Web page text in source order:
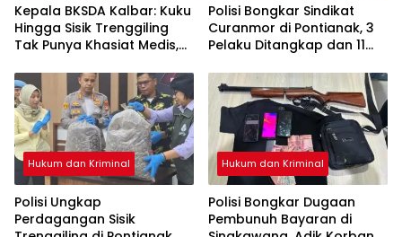
Kepala BKSDA Kalbar: Kuku
Hingga Sisik Trenggiling
Tak Punya Khasiat Medis,
Polisi Bongkar Sindikat
Curanmor di Pontianak, 3
Pelaku Ditangkap dan 11
Hukum dan Kriminal
Polisi Ungkap
Perdagangan Sisik
Hukum dan Kriminal
Polisi Bongkar Dugaan
Pembunuh Bayaran di